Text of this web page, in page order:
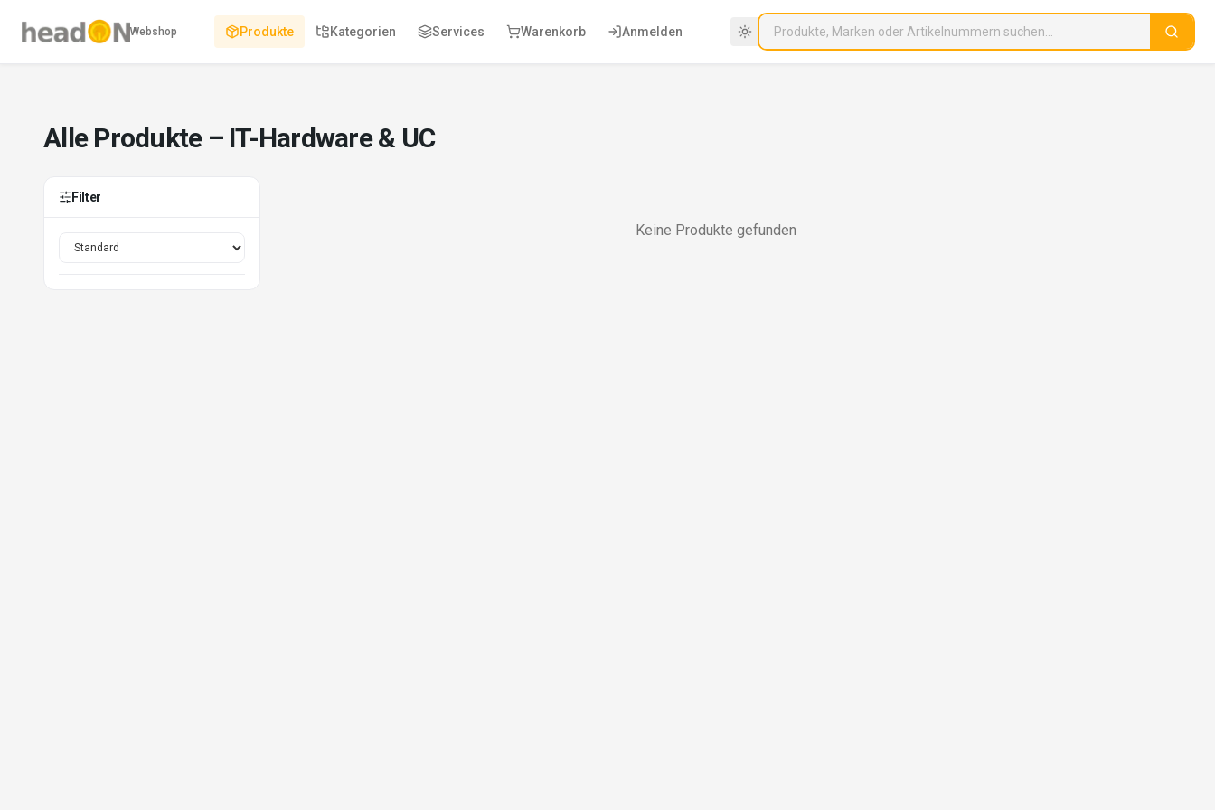
Webshop Produkte Kategorien Services Warenkorb Anmelden
Alle Produkte – IT-Hardware & UC
Filter
Keine Produkte gefunden